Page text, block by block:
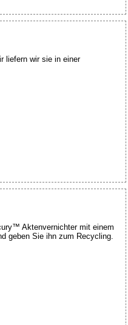
liefern wir sie in einer
Aktenvernichter mit einem
geben Sie ihn zum Recycling.